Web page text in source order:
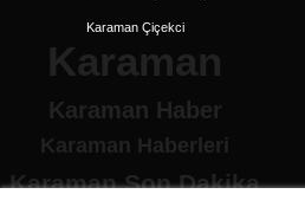
Karaman Çiçekci
Karaman
Karaman Haber
Karaman Haberleri
Karaman Son Dakika